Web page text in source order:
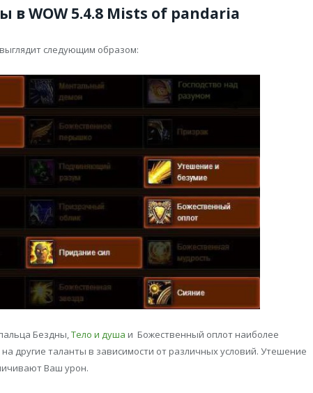
WOW 5.4.8 Mists of pandaria
следующим образом:
Бездны,Тело и душа и Божественный оплот наиболее
другие таланты в зависимости от различных условий. Утешение
Ваш урон.